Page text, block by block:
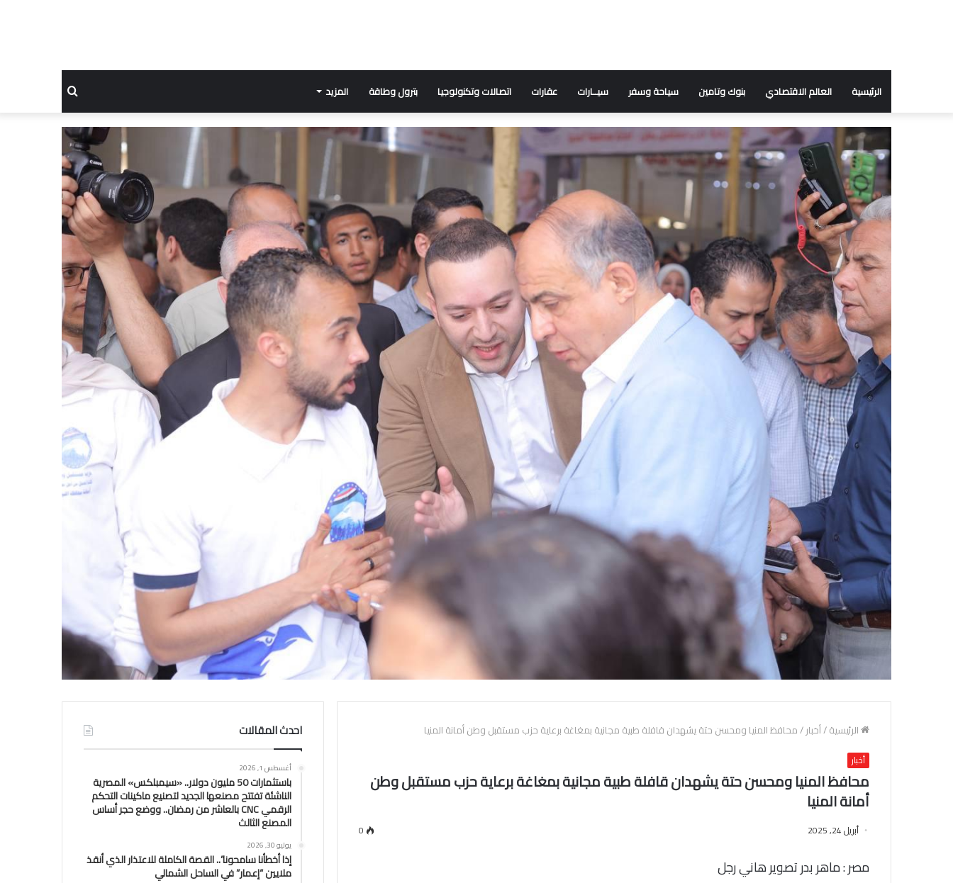
الرئيسية العالم الاقتصادي بنوك وتامين سياحة وسفر سيــارات عقارات اتصالات وتكنولوجيا بترول وطاقة المزيد
عن
الرئيسية/أخبار /محافظ المنيا ومحسن حتة يشهدان قافلة طبية مجانية بمغاغة برعاية حزب مستقبل وطن أمانة المنيا
أخبار
محافظ المنيا ومحسن حتة يشهدان قافلة طبية مجانية بمغاغة برعاية حزب مستقبل وطن
أمانة المنيا
أبريل 24, 2025 0
مصر : ماهر بدر تصوير هاني رجل
احدث المقالات
أغسطس 1, 2026
باستثمارات 50 مليون دولار.. «سيمبلكس» المصرية
الناشئة تفتتح مصنعها الجديد لتصنيع ماكينات التحكم
الرقمي CNC بالعاشر من رمضان.. ووضع حجر أساس
المصنع الثالث
يوليو 30, 2026
إذا أخطأنا سامحونا”.. القصة الكاملة للاعتذار الذي أنقذ
ملايين “إعمار” في الساحل الشمالي